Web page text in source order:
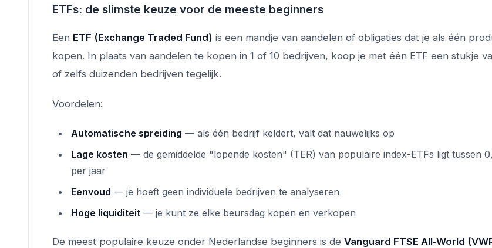
ETFs: de slimste keuze voor de meeste beginners
Een ETF (Exchange Traded Fund) is een mandje van aandelen of obligaties dat je als één
kopen. In plaats van aandelen te kopen in 1 of 10 bedrijven, koop je met één ETF een stukje
of zelfs duizenden bedrijven tegelijk.
Voordelen:
Automatische spreiding — als één bedrijf keldert, valt dat nauwelijks op
Lage kosten — de gemiddelde "lopende kosten" (TER) van populaire index-ETFs ligt tussen
per jaar
Eenvoud — je hoeft geen individuele bedrijven te analyseren
Hoge liquiditeit — je kunt ze elke beursdag kopen en verkopen
De meest populaire keuze onder Nederlandse beginners is de Vanguard FTSE All-World